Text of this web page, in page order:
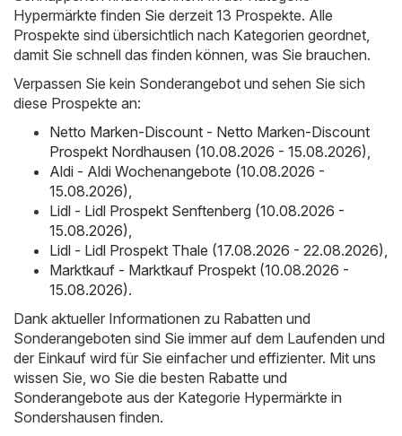
Hypermärkte finden Sie derzeit 13 Prospekte. Alle
Prospekte sind übersichtlich nach Kategorien geordnet,
damit Sie schnell das finden können, was Sie brauchen.
Verpassen Sie kein Sonderangebot und sehen Sie sich
diese Prospekte an:
Netto Marken-Discount - Netto Marken-Discount
Prospekt Nordhausen (10.08.2026 - 15.08.2026),
Aldi - Aldi Wochenangebote (10.08.2026 -
15.08.2026),
Lidl - Lidl Prospekt Senftenberg (10.08.2026 -
15.08.2026),
Lidl - Lidl Prospekt Thale (17.08.2026 - 22.08.2026),
Marktkauf - Marktkauf Prospekt (10.08.2026 -
15.08.2026).
Dank aktueller Informationen zu Rabatten und
Sonderangeboten sind Sie immer auf dem Laufenden und
der Einkauf wird für Sie einfacher und effizienter. Mit uns
wissen Sie, wo Sie die besten Rabatte und
Sonderangebote aus der Kategorie Hypermärkte in
Sondershausen finden.